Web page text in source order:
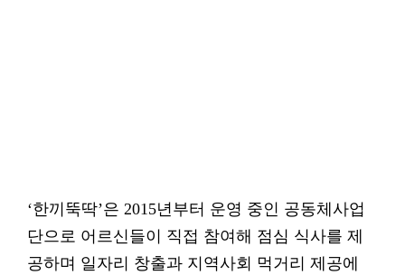
‘한끼뚝딱’은 2015년부터 운영 중인 공동체사업
단으로 어르신들이 직접 참여해 점심 식사를 제
공하며 일자리 창출과 지역사회 먹거리 제공에